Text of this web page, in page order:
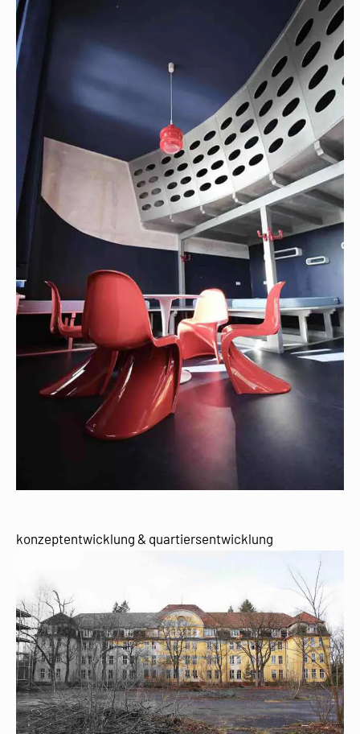
konzeptentwicklung & quartiersentwicklung